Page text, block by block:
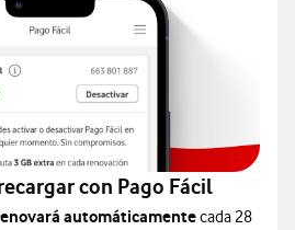
con Pago Fácil
automáticamentecada 28